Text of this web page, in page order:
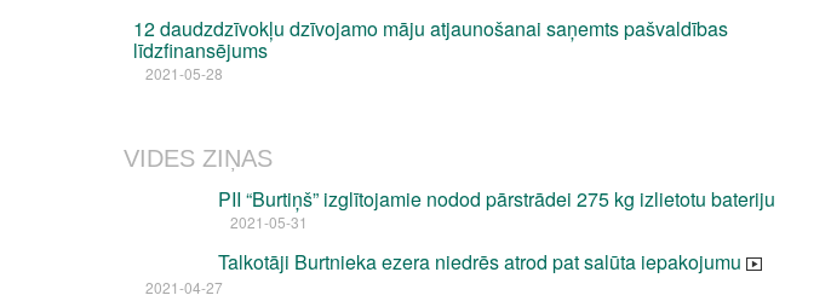
12 daudzdzīvokļu dzīvojamo māju atjaunošanai saņemts pašvaldības
līdzfinansējums
2021-05-28
VIDES ZIŅAS
PII “Burtiņš” izglītojamie nodod pārstrādei 275 kg izlietotu bateriju
2021-05-31
Talkotāji Burtnieka ezera niedrēs atrod pat salūta iepakojumu
2021-04-27